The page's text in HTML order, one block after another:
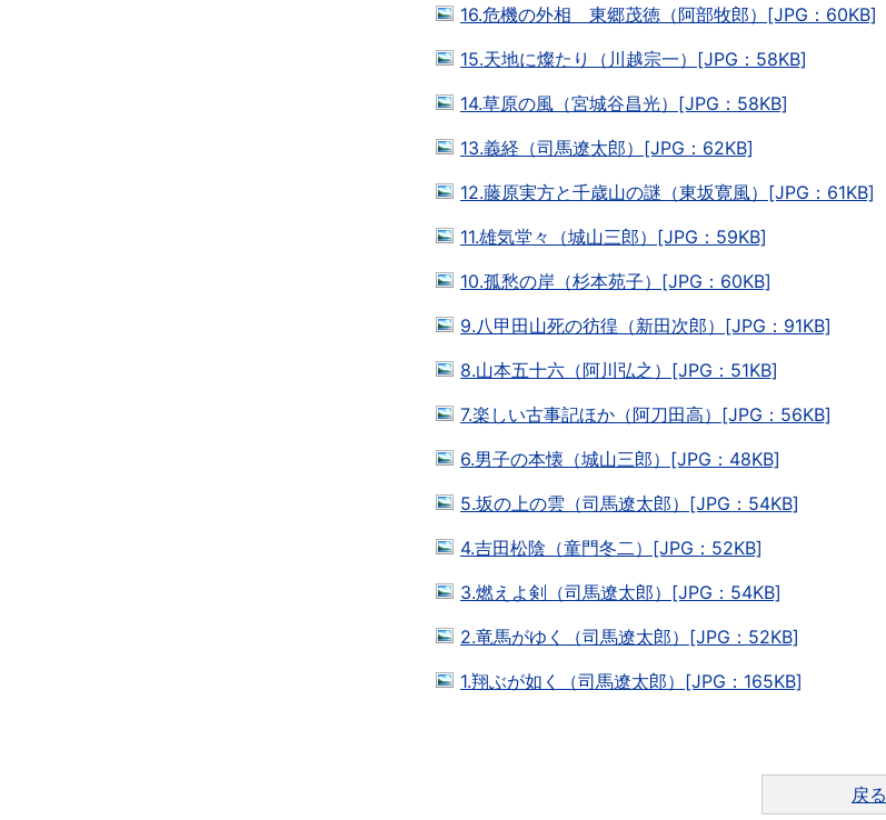
16.危機の外相 東郷茂徳（阿部牧郎）[JPG：60KB]
15.天地に燦たり（川越宗一）[JPG：58KB]
14.草原の風（宮城谷昌光）[JPG：58KB]
13.義経（司馬遼太郎）[JPG：62KB]
12.藤原実方と千歳山の謎（東坂寛風）[JPG：61KB]
11.雄気堂々（城山三郎）[JPG：59KB]
10.孤愁の岸（杉本苑子）[JPG：60KB]
9.八甲田山死の彷徨（新田次郎）[JPG：91KB]
8.山本五十六（阿川弘之）[JPG：51KB]
7.楽しい古事記ほか（阿刀田高）[JPG：56KB]
6.男子の本懐（城山三郎）[JPG：48KB]
5.坂の上の雲（司馬遼太郎）[JPG：54KB]
4.吉田松陰（童門冬二）[JPG：52KB]
3.燃えよ剣（司馬遼太郎）[JPG：54KB]
2.竜馬がゆく（司馬遼太郎）[JPG：52KB]
1.翔ぶが如く（司馬遼太郎）[JPG：165KB]
戻る